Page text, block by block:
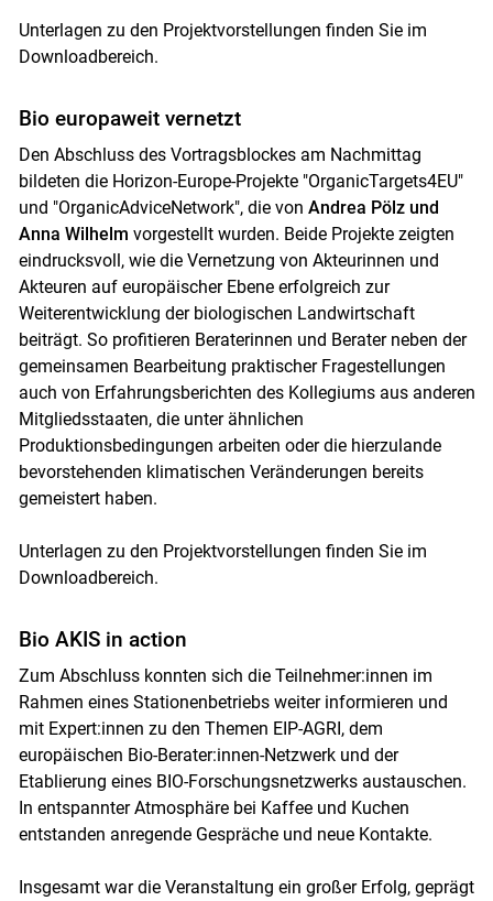
Unterlagen zu den Projektvorstellungen finden Sie im
Downloadbereich.
Bio europaweit vernetzt
Den Abschluss des Vortragsblockes am Nachmittag
bildeten die Horizon-Europe-Projekte "OrganicTargets4EU"
und "OrganicAdviceNetwork", die von Andrea Pölz und
Anna Wilhelm vorgestellt wurden. Beide Projekte zeigten
eindrucksvoll, wie die Vernetzung von Akteurinnen und
Akteuren auf europäischer Ebene erfolgreich zur
Weiterentwicklung der biologischen Landwirtschaft
beiträgt. So profitieren Beraterinnen und Berater neben der
gemeinsamen Bearbeitung praktischer Fragestellungen
auch von Erfahrungsberichten des Kollegiums aus anderen
Mitgliedsstaaten, die unter ähnlichen
Produktionsbedingungen arbeiten oder die hierzulande
bevorstehenden klimatischen Veränderungen bereits
gemeistert haben.
Unterlagen zu den Projektvorstellungen finden Sie im
Downloadbereich.
Bio AKIS in action
Zum Abschluss konnten sich die Teilnehmer:innen im
Rahmen eines Stationenbetriebs weiter informieren und
mit Expert:innen zu den Themen EIP-AGRI, dem
europäischen Bio-Berater:innen-Netzwerk und der
Etablierung eines BIO-Forschungsnetzwerks austauschen.
In entspannter Atmosphäre bei Kaffee und Kuchen
entstanden anregende Gespräche und neue Kontakte.
Insgesamt war die Veranstaltung ein großer Erfolg, geprägt